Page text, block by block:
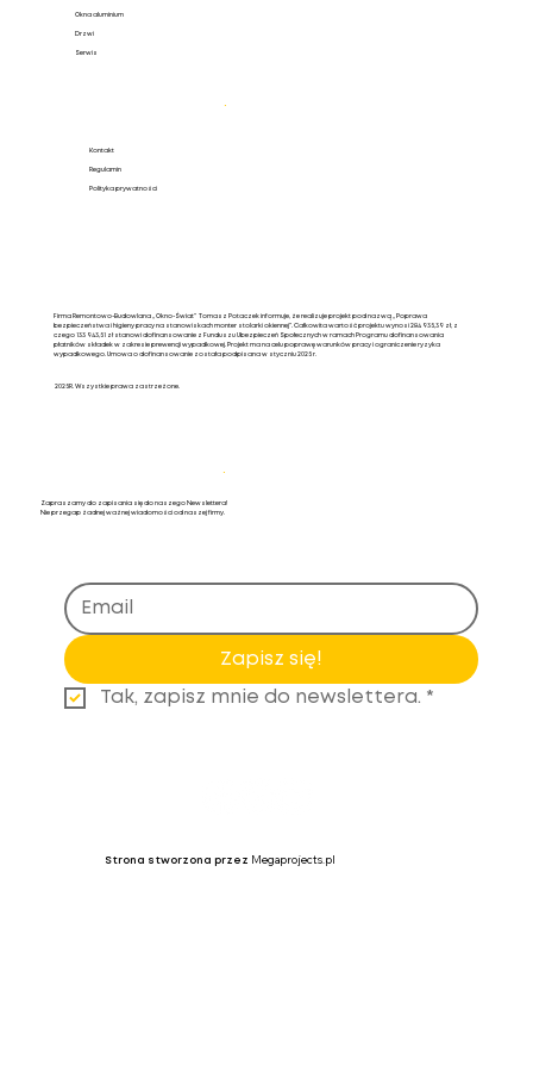
Okna aluminium
Drzwi
Serwis
Pomoc.
Kontakt
Regulamin
Polityka prywatności
Firma Remontowo-Budowlana „Okno-Świat” Tomasz Potaczek informuje, że realizuje projekt pod nazwą „Poprawa
bezpieczeństwa i higieny pracy na stanowiskach monter stolarki okiennej”. Całkowita wartość projektu wynosi 284 935,39 zł, z
czego 133 943,51 zł stanowi dofinansowanie z Funduszu Ubezpieczeń Społecznych w ramach Programu dofinansowania
płatników składek w zakresie prewencji wypadkowej. Projekt ma na celu poprawę warunków pracy i ograniczenie ryzyka
wypadkowego. Umowa o dofinansowanie została podpisana w styczniu 2025 r.
2025R. Wszystkie prawa zastrzeżone.
.
Zapraszamy do zapisania się do naszego Newslettera!
Nie przegap żadnej ważnej wiadomości od naszej firmy.
Zapisz się!
Tak, zapisz mnie do newslettera. *
Strona stworzona przez Megaprojects.pl